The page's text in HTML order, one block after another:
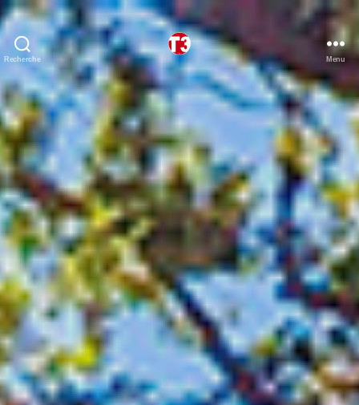
Recherche
T3
expeditions
Menu